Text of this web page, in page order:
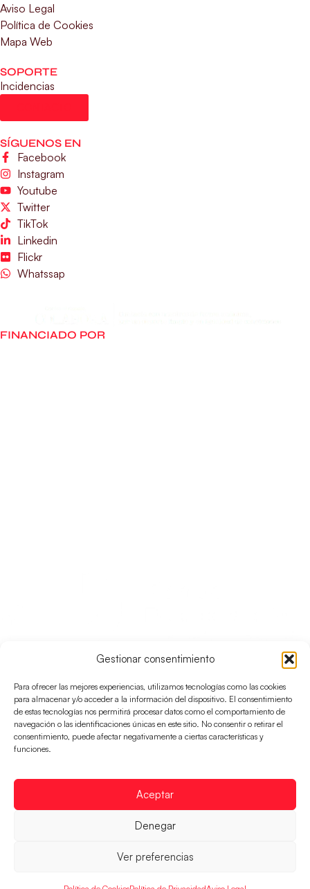
Gestionar consentimiento
Para ofrecer las mejores experiencias, utilizamos tecnologías como las cookies
para almacenar y/o acceder a la información del dispositivo. El consentimiento
de estas tecnologías nos permitirá procesar datos como el comportamiento de
navegación o las identificaciones únicas en este sitio. No consentir o retirar el
consentimiento, puede afectar negativamente a ciertas características y
funciones.
Aceptar
Denegar
Ver preferencias
Aviso Legal
Política de Cookies
Mapa Web
SOPORTE
Incidencias
SÍGUENOS EN
Facebook
Instagram
Youtube
Twitter
TikTok
Linkedin
Flickr
Whatssap
FINANCIADO POR